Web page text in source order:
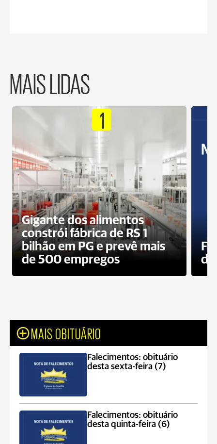
MAIS LIDAS
1
Gigante dos alimentos
constrói fábrica de RS 1
bilhão em PG e prevê mais
de 500 empregos
MAIS OBITUÁRIO
Falecimentos: obituário
desta sexta-feira (7)
Falecimentos: obituário
desta quinta-feira (6)